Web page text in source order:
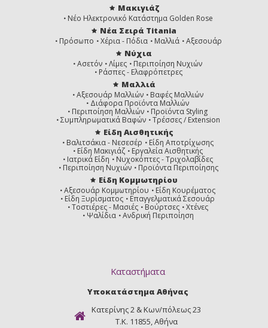
Μακιγιάζ
Νέο Ηλεκτρονικό Κατάστημα Golden Rose
Νέα Σειρά Titania
Πρόσωπο Χέρια - Πόδια Μαλλιά Αξεσουάρ
Νύχια
Ασετόν Λίμες
Περιποίηση Νυχιών
Ράσπες - Ελαφρόπετρες
Μαλλιά
Αξεσουάρ Μαλλιών
Βαφές Μαλλιών
Διάφορα Προϊόντα Μαλλιών
Περιποίηση Μαλλιών
Προϊόντα Styling
Συμπληρωματικά Βαφών
Τρέσσες / Extension
Είδη Αισθητικής
Βαλιτσάκια - Νεσεσέρ
Είδη Αποτρίχωσης
Είδη Μακιγιάζ
Εργαλεία Αισθητικής
Ιατρικά Είδη
Νυχοκόπτες - Τριχολαβίδες
Περιποίηση Νυχιών
Προϊόντα Περιποίησης
Είδη Κομμωτηρίου
Αξεσουάρ Κομμωτηρίου
Είδη Κουρέματος
Είδη Ξυρίσματος
Επαγγελματικά Σεσουάρ
Τοστιέρες - Μασιές
Βούρτσες
Χτένες
Ψαλίδια
Ανδρική Περιποίηση
Καταστήματα
Υποκατάστημα Αθήνας
Κατερίνης 2 & Κων/πόλεως 23
Τ.Κ. 11855, Αθήνα